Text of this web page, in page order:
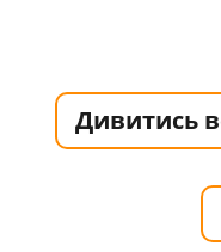
Дивитись